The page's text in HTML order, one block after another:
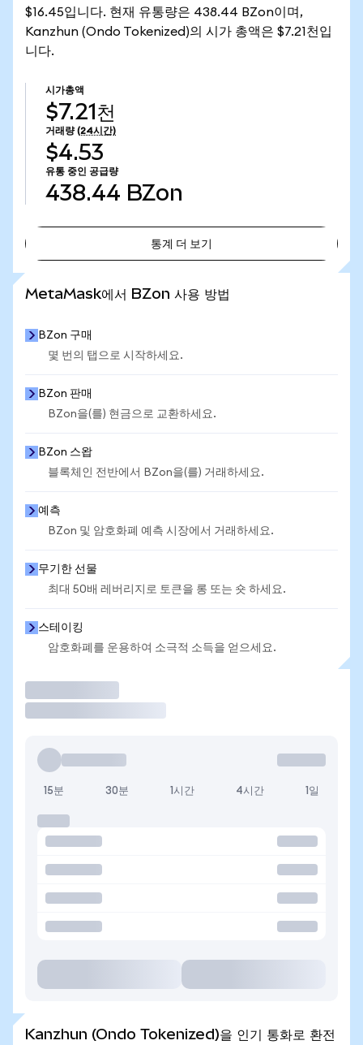
$16.45입니다. 현재 유통량은 438.44 BZon이며,
Kanzhun (Ondo Tokenized)의 시가 총액은 $7.21천입
니다.
시가총액
$7.21천
거래량 (24시간)
$4.53
유통 중인 공급량
438.44 BZon
통계 더 보기
MetaMask에서 BZon 사용 방법
BZon 구매
몇 번의 탭으로 시작하세요.
BZon 판매
BZon을(를) 현금으로 교환하세요.
BZon 스왑
블록체인 전반에서 BZon을(를) 거래하세요.
예측
BZon 및 암호화폐 예측 시장에서 거래하세요.
무기한 선물
최대 50배 레버리지로 토큰을 롱 또는 숏 하세요.
스테이킹
암호화폐를 운용하여 소극적 소득을 얻으세요.
15분 30분 1시간 4시간 1일
Kanzhun (Ondo Tokenized)을 인기 통화로 환전